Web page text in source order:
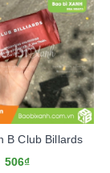
B Club Billards
506₫